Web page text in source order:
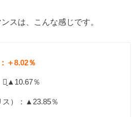
スは、こんな感じです。
＋8.02％
̠▲10.67％
ス）：▲23.85％